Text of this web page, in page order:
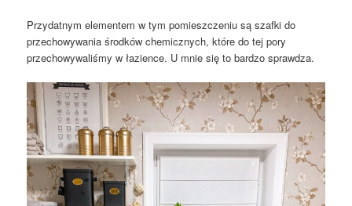
Przydatnym elementem w tym pomieszczeniu są szafki do
przechowywania środków chemicznych, które do tej pory
przechowywaliśmy w łazience. U mnie się to bardzo sprawdza.